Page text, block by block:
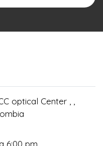
optical Center , ,
6:00 pm.